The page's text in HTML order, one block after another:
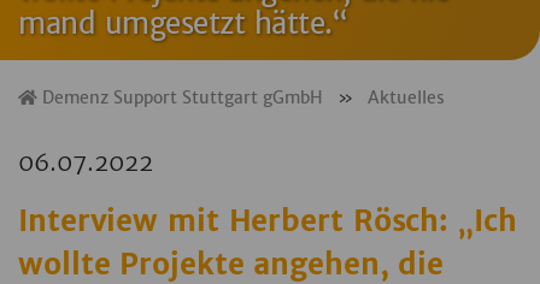
mand um­ge­setzt hätte.“
Demenz Support Stuttgart gGmbH » Aktuelles
06.07.2022
Interview mit Herbert Rösch: „Ich
wollte Projekte angehen, die